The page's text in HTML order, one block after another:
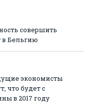
совершить
Бельгию
экономисты
что будет с
в 2017 году